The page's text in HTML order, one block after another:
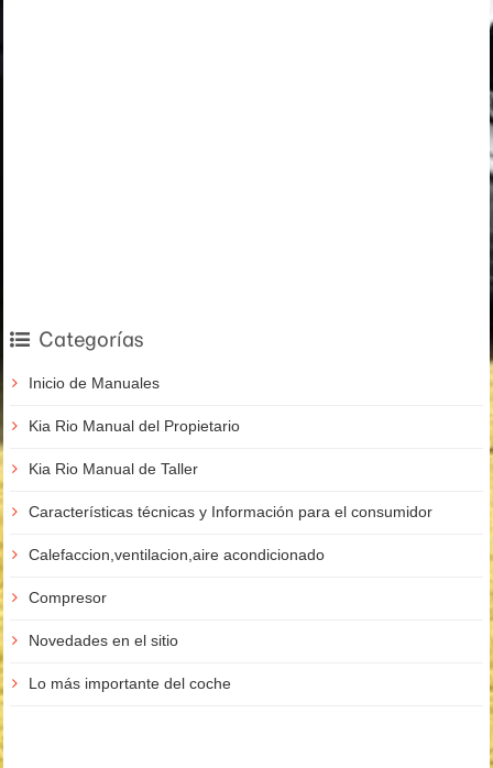
Categorías
Inicio de Manuales
Kia Rio Manual del Propietario
Kia Rio Manual de Taller
Características técnicas y Información para el consumidor
Calefaccion,ventilacion,aire acondicionado
Compresor
Novedades en el sitio
Lo más importante del coche